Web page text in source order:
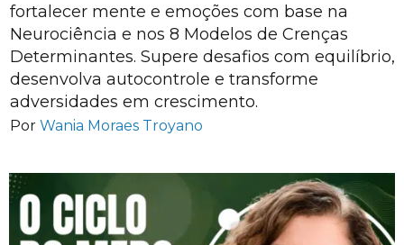
fortalecer mente e emoções com base na
Neurociência e nos 8 Modelos de Crenças
Determinantes. Supere desafios com equilíbrio,
desenvolva autocontrole e transforme
adversidades em crescimento.
Por Wania Moraes Troyano